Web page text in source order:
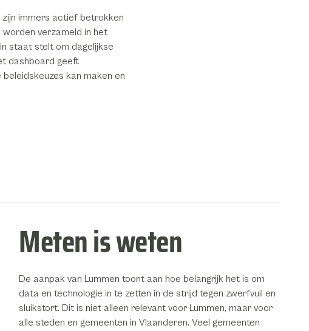
zijn immers actief betrokken
worden verzameld in het
staat stelt om dagelijkse
dashboard geeft
kan maken en
Meten is weten
De aanpak van Lummen toont aan hoe belangrijk het is om
data en technologie in te zetten in de strijd tegen zwerfvuil en
sluikstort. Dit is niet alleen relevant voor Lummen, maar voor
alle steden en gemeenten in Vlaanderen. Veel gemeenten